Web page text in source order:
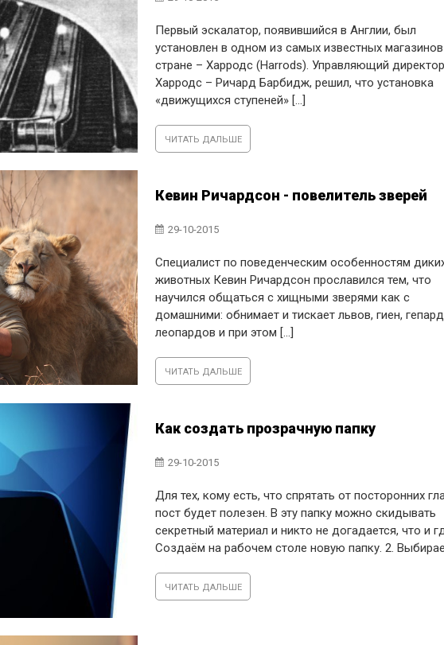
Первый эскалатор, появившийся в Англии, был
установлен в одном из самых известных магазинов
стране – Харродс (Harrods). Управляющий
Харродс – Ричард Барбидж, решил, что установка
«движущихся ступеней» [...]
ЧИТАТЬ ДАЛЬШЕ
Кевин Ричардсон - повелитель зверей
29-10-2015
Специалист по поведенческим особенностям
животных Кевин Ричардсон прославился тем, что
научился общаться с хищными зверями как с
домашними: обнимает и тискает львов, гиен,
леопардов и при этом [...]
ЧИТАТЬ ДАЛЬШЕ
Как создать прозрачную папку
29-10-2015
Для тех, кому есть, что спрятать от посторонних
пост будет полезен. В эту папку можно скидывать
секретный материал и никто не догадается, что и
Создаём на рабочем столе новую папку. 2.
ЧИТАТЬ ДАЛЬШЕ